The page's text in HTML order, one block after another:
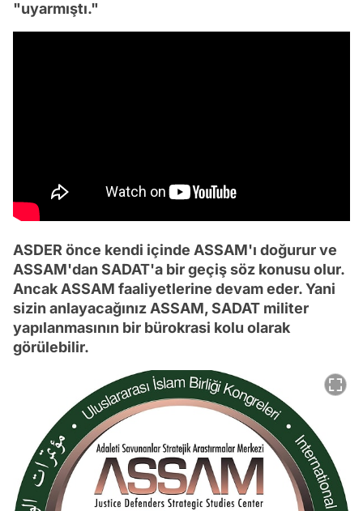
"uyarmıştı."
ASDER önce kendi içinde ASSAM'ı doğurur ve
ASSAM'dan SADAT'a bir geçiş söz konusu olur.
Ancak ASSAM faaliyetlerine devam eder. Yani
sizin anlayacağınız ASSAM, SADAT militer
yapılanmasının bir bürokrasi kolu olarak
görülebilir.